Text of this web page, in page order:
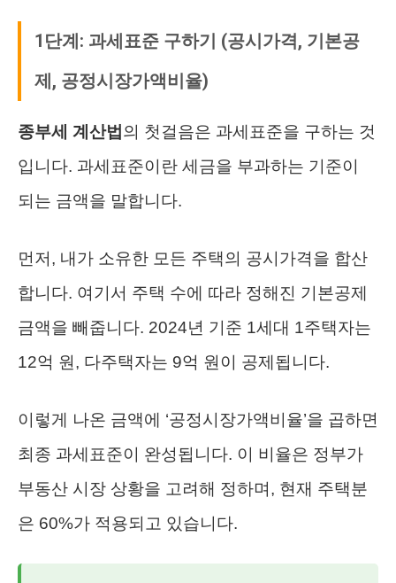
1단계: 과세표준 구하기 (공시가격, 기본공
제, 공정시장가액비율)
종부세 계산법 의 첫걸음은 과세표준을 구하는 것
입니다. 과세표준이란 세금을 부과하는 기준이
되는 금액을 말합니다.
먼저, 내가 소유한 모든 주택의 공시가격을 합산
합니다. 여기서 주택 수에 따라 정해진 기본공제
금액을 빼줍니다. 2024년 기준 1세대 1주택자는
12억 원, 다주택자는 9억 원이 공제됩니다.
이렇게 나온 금액에 ‘공정시장가액비율’을 곱하면
최종 과세표준이 완성됩니다. 이 비율은 정부가
부동산 시장 상황을 고려해 정하며, 현재 주택분
은 60%가 적용되고 있습니다.